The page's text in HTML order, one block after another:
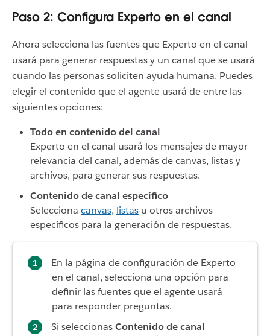
Paso 2: Configura Experto en el canal
Ahora selecciona las fuentes que Experto en el canal
usará para generar respuestas y un canal que se usará
cuando las personas soliciten ayuda humana. Puedes
elegir el contenido que el agente usará de entre las
siguientes opciones:
Todo en contenido del canal
Experto en el canal usará los mensajes de mayor
relevancia del canal, además de canvas, listas y
archivos, para generar sus respuestas.
Contenido de canal específico
Selecciona canvas, listas u otros archivos
específicos para la generación de respuestas.
En la página de configuración de Experto
en el canal, selecciona una opción para
definir las fuentes que el agente usará
para responder preguntas.
Si seleccionasContenido de canal